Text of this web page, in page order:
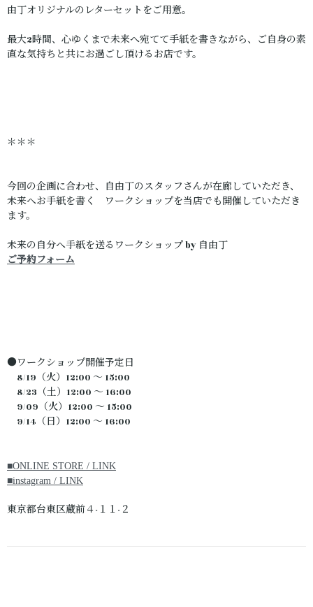
由丁オリジナルのレターセットをご用意。
最大2時間、心ゆくまで未来へ宛てて手紙を書きながら、ご自身の素
直な気持ちと共にお過ごし頂けるお店です。
＊＊＊
今回の企画に合わせ、自由丁のスタッフさんが在廊していただき、
未来へお手紙を書く ワークショップを当店でも開催していただき
ます。
未来の自分へ手紙を送るワークショップ by 自由丁
ご予約フォーム
●ワークショップ開催予定日
8/19（火）12:00 ～ 15:00
8/23（土）12:00 ～ 16:00
9/09（火）12:00 ～ 15:00
9/14（日）12:00 ～ 16:00
■ONLINE STORE / LINK
■instagram / LINK
東京都台東区蔵前４-１１-２